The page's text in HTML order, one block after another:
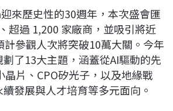
來歷史性的30週年，本次盛會匯
超過 1,200 家廠商，並吸引將近
計參觀人次將突破10萬大關。今年
了13大主題，涵蓋從AI驅動的先
晶片、CPO矽光子，以及地緣戰
發展與人才培育等多元面向。